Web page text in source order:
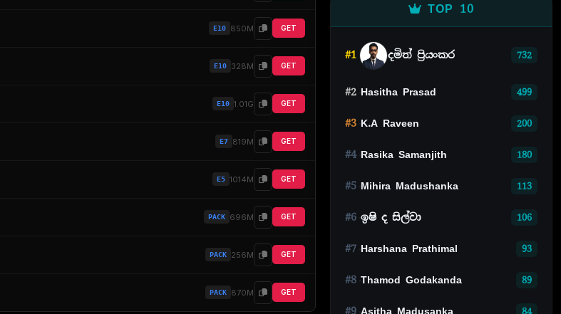
E10 850M GET
E10 328M GET
E10 1.01G GET
E7 819M GET
E5 1014M GET
PACK 696M GET
PACK 256M GET
PACK 870M GET
TOP 10
#1 දමිත් ප්‍රියංකර 732
#2 Hasitha Prasad 499
#3 K.A Raveen 200
#4 Rasika Samanjith 180
#5 Mihira Madushanka 113
#6 ඉෂි ද සිල්වා 106
#7 Harshana Prathimal 93
#8 Thamod Godakanda 89
#9 Asitha Madusanka 84